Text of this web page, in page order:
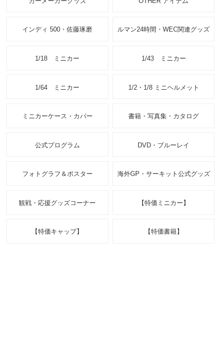
インディ 500・佐藤琢磨 ルマン24時間・WEC関連グッズ
1/18 ミニカー 1/43 ミニカー
1/64 ミニカー 1/2・1/8 ミニヘルメット
ミニカーケース・カバー 書籍・写真集・カタログ
公式プログラム DVD・ブルーレイ
フォトグラフ＆ポスター 海外GP・サーキット公式グッズ
観戦・応援グッズコーナー 【特価ミニカー】
【特価キャップ】 【特価書籍】